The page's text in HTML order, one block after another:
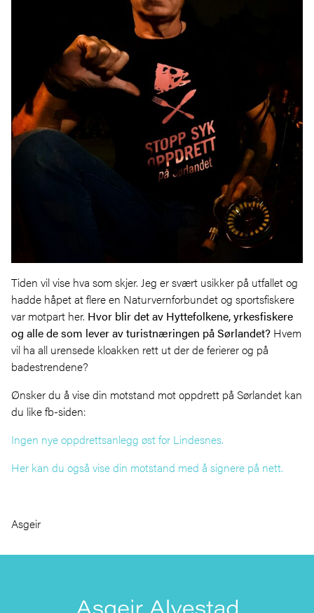
Tiden vil vise hva som skjer. Jeg er svært usikker på utfallet og
hadde håpet at flere en Naturvernforbundet og sportsfiskere
var motpart her. Hvor blir det av Hyttefolkene, yrkesfiskere
og alle de som lever av turistnæringen på Sørlandet? Hvem
vil ha all urensede kloakken rett ut der de ferierer og på
badestrendene?
Ønsker du å vise din motstand mot oppdrett på Sørlandet kan
du like fb-siden:
Ingen nye oppdrettsanlegg øst for Lindesnes.
Her kan du også vise din motstand med å signere på nett.
Asgeir